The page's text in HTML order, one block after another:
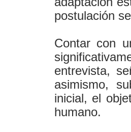
postulación
Contar con
entrevista,
asimismo,
inicial, el
humano.